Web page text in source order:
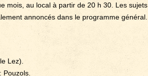
mois, au local à partir de 20 h 30. Les sujets
annoncés dans le programme général.
Lez).